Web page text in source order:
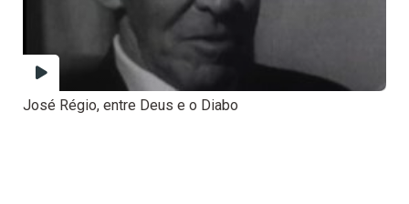
José Régio, entre Deus e o Diabo